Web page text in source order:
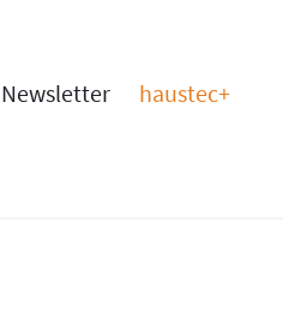
Newsletter haustec+